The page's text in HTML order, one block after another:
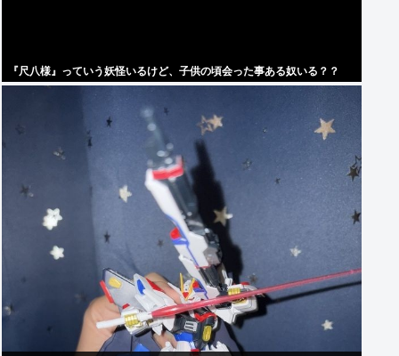
『尺八様』っていう妖怪いるけど、子供の頃会った事ある奴いる？？